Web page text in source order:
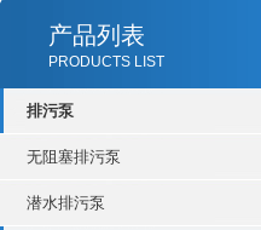
产品列表
PRODUCTS LIST
排污泵
无阻塞排污泵
潜水排污泵